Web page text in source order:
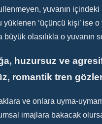
yuvanın içindeki
yüklenen ‘üçüncü kişi’ ise
büyük olasılıkla o yuvanın
huzursuz ve
romantik tren
ve onlara uyma-
imajlara bakacak